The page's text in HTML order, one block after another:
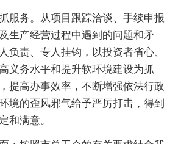
务。从项目跟踪洽谈、手续申报
生产经营过程中遇到的问题和矛
负责、专人挂钩，以投资者省心、
义务水平和提升软环境建设为抓
提高办事效率，不断增强依法行政
境的歪风邪气给予严厉打击，得到
和满意。